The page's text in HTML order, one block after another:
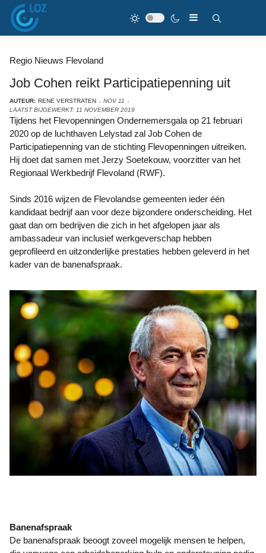
Regio Nieuws Flevoland
Job Cohen reikt Participatiepenning uit
AUTEUR: RENE VERSTRATEN
NOV 11
LAATST BIJGEWERKT: 11 NOVEMBER 2019
Tijdens het Flevopenningen Ondernemersgala op 21 februari
2020 op de luchthaven Lelystad zal Job Cohen de
Participatiepenning van de stichting Flevopenningen uitreiken.
Hij doet dat samen met Jerzy Soetekouw, voorzitter van het
Regionaal Werkbedrijf Flevoland (RWF).
Sinds 2016 wijzen de Flevolandse gemeenten ieder één
kandidaat bedrijf aan voor deze bijzondere onderscheiding. Het
gaat dan om bedrijven die zich in het afgelopen jaar als
ambassadeur van inclusief werkgeverschap hebben
geprofileerd en uitzonderlijke prestaties hebben geleverd in het
kader van de banenafspraak.
Banenafspraak
De banenafspraak beoogt zoveel mogelijk mensen te helpen,